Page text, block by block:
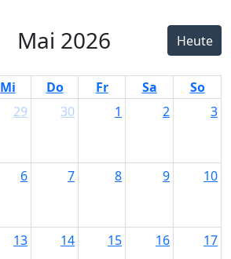
Mai 2026 Heute
Mi Do Fr Sa
So
29 30 1 2 3
6 7 8 9 10
13 14 15 16 17